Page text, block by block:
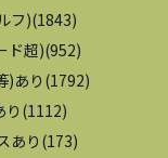
フ)(1843)
ド超)(952)
)あり (1792)
(1112)
あり (173)